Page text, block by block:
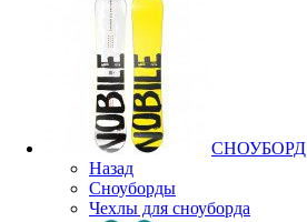
СНОУБОРД
Назад
Сноуборды
Чехлы для сноуборда